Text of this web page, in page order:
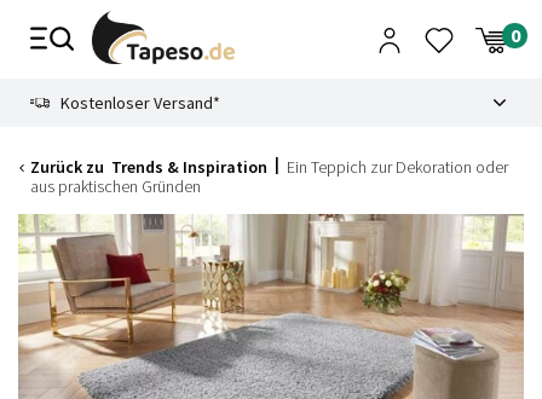
Zusammenbruch
Kostenloser Versand*
Zurück zu Trends & Inspiration
Ein Teppich zur Dekoration oder
aus praktischen Gründen